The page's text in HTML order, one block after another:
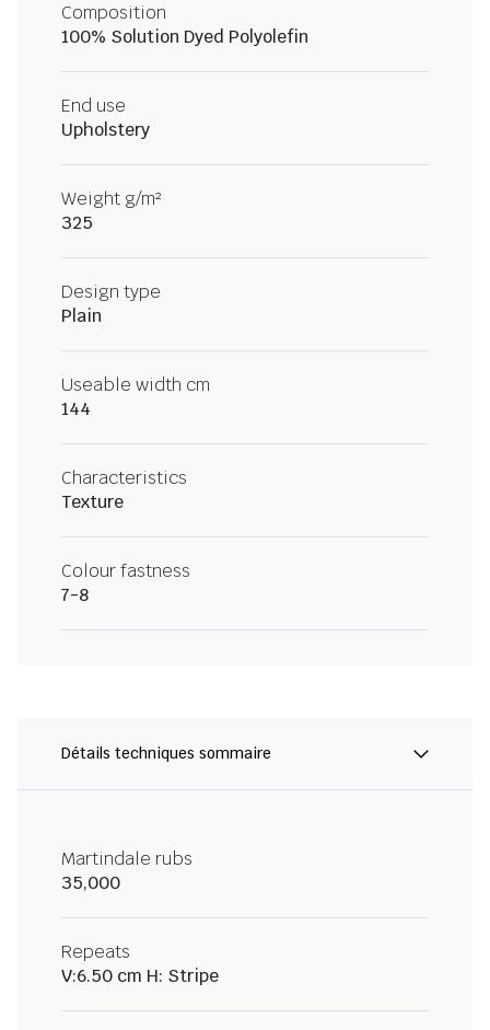
Composition
100% Solution Dyed Polyolefin
End use
Upholstery
Weight g/m²
325
Design type
Plain
Useable width cm
144
Characteristics
Texture
Colour fastness
7-8
Détails techniques sommaire
Martindale rubs
35,000
Repeats
V:6.50 cm H: Stripe